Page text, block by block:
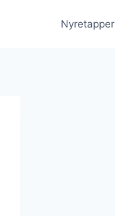
Nyretapper